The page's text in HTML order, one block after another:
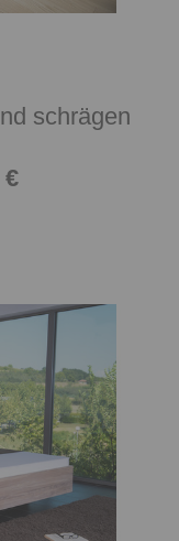
schrägen
€